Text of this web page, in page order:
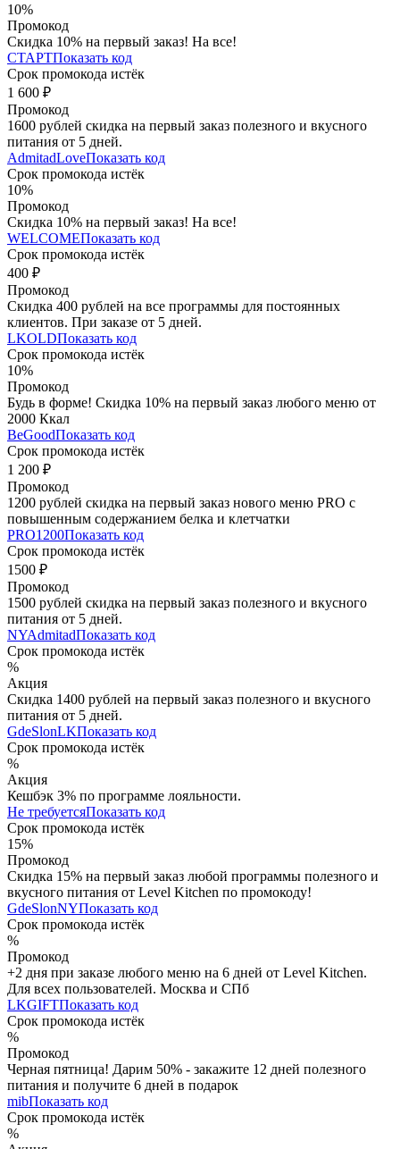
10%
Промокод
Скидка 10% на первый заказ! На все!
СТАРТПоказать код
Срок промокода истёк
1 600 ₽
Промокод
1600 рублей скидка на первый заказ полезного и вкусного
питания от 5 дней.
AdmitadLoveПоказать код
Срок промокода истёк
10%
Промокод
Скидка 10% на первый заказ! На все!
WELCOMEПоказать код
Срок промокода истёк
400 ₽
Промокод
Скидка 400 рублей на все программы для постоянных
клиентов. При заказе от 5 дней.
LKOLDПоказать код
Срок промокода истёк
10%
Промокод
Будь в форме! Скидка 10% на первый заказ любого меню от
2000 Ккал
BeGoodПоказать код
Срок промокода истёк
1 200 ₽
Промокод
1200 рублей скидка на первый заказ нового меню PRO с
повышенным содержанием белка и клетчатки
PRO1200Показать код
Срок промокода истёк
1500 ₽
Промокод
1500 рублей скидка на первый заказ полезного и вкусного
питания от 5 дней.
NYAdmitadПоказать код
Срок промокода истёк
%
Акция
Скидка 1400 рублей на первый заказ полезного и вкусного
питания от 5 дней.
GdeSlonLKПоказать код
Срок промокода истёк
%
Акция
Кешбэк 3% по программе лояльности.
Не требуетсяПоказать код
Срок промокода истёк
15%
Промокод
Скидка 15% на первый заказ любой программы полезного и
вкусного питания от Level Kitchen по промокоду!
GdeSlonNYПоказать код
Срок промокода истёк
%
Промокод
+2 дня при заказе любого меню на 6 дней от Level Kitchen.
Для всех пользователей. Москва и СПб
LKGIFTПоказать код
Срок промокода истёк
%
Промокод
Черная пятница! Дарим 50% - закажите 12 дней полезного
питания и получите 6 дней в подарок
mibПоказать код
Срок промокода истёк
%